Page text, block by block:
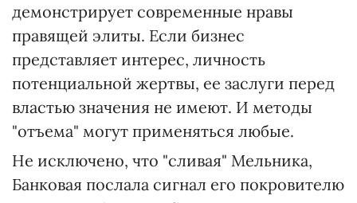
демонстрирует современные нравы
правящей элиты. Если бизнес
представляет интерес, личность
потенциальной жертвы, ее заслуги перед
властью значения не имеют. И методы
"отъема" могут применяться любые.
Не исключено, что "сливая" Мельника,
Банковая послала сигнал его покровителю